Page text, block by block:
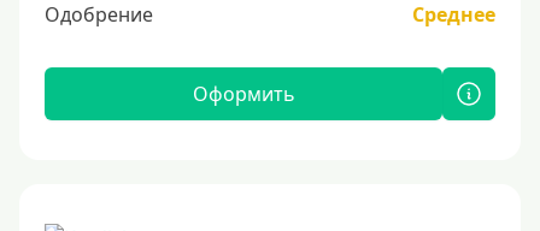
Одобрение
Среднее
Оформить